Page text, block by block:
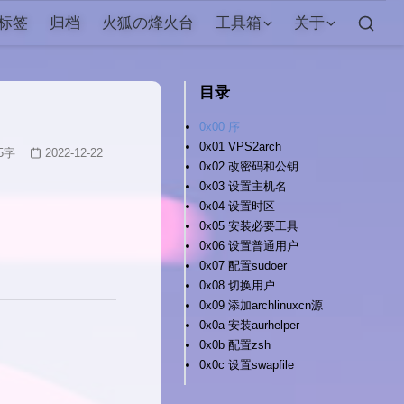
签 归档 火狐の烽火台 工具箱 关于
字 2022-12-22
目录
0x00 序
0x01 VPS2arch
0x02 改密码和公钥
0x03 设置主机名
0x04 设置时区
0x05 安装必要工具
0x06 设置普通用户
0x07 配置sudoer
0x08 切换用户
0x09 添加archlinuxcn源
0x0a 安装aurhelper
0x0b 配置zsh
0x0c 设置swapfile